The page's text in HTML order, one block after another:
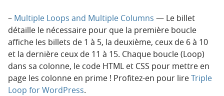
– Multiple Loops and Multiple Columns — Le billet
détaille le nécessaire pour que la première boucle
affiche les billets de 1 à 5, la deuxième, ceux de 6 à 10
et la dernière ceux de 11 à 15. Chaque boucle (Loop)
dans sa colonne, le code HTML et CSS pour mettre en
page les colonne en prime ! Profitez-en pour lireTriple
Loop for WordPress.